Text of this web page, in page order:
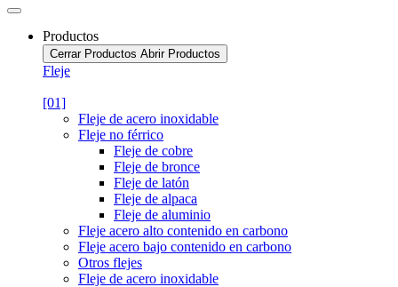
Productos
Cerrar Productos Abrir Productos
Fleje
[01]
Fleje de acero inoxidable
Fleje no férrico
Fleje de cobre
Fleje de bronce
Fleje de latón
Fleje de alpaca
Fleje de aluminio
Fleje acero alto contenido en carbono
Fleje acero bajo contenido en carbono
Otros flejes
Fleje de acero inoxidable